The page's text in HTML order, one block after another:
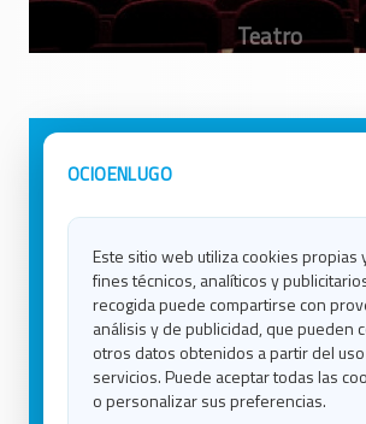
OCIOENLUGO
Este sitio web utiliza cookies propias
fines técnicos, analíticos y
recogida puede compartirse con
análisis y de publicidad, que pueden
otros datos obtenidos a partir del
servicios. Puede aceptar todas las
o personalizar sus preferencias.
Avisos Legales
Contacto
Política de Cookies
Ocio en
Ocio en
Ocio en
Ocio en
Ocio en
Blog